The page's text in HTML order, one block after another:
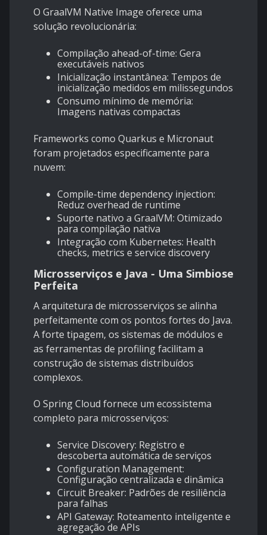
O GraalVM Native Image oferece uma
solução revolucionária:
Compilação ahead-of-time: Gera
executáveis nativos
Inicialização instantânea: Tempos de
inicialização medidos em milissegundos
Consumo mínimo de memória:
Imagens nativas compactas
Frameworks como Quarkus e Micronaut
foram projetados especificamente para
nuvem:
Compile-time dependency injection:
Reduz overhead de runtime
Suporte nativo a GraalVM: Otimizado
para compilação nativa
Integração com Kubernetes: Health
checks, metrics e service discovery
Microsserviços e Java - Uma Simbiose
Perfeita
A arquitetura de microsserviços se alinha
perfeitamente com os pontos fortes do Java.
A forte tipagem, os sistemas de módulos e
as ferramentas de profiling facilitam a
construção de sistemas distribuídos
complexos.
O Spring Cloud fornece um ecossistema
completo para microsserviços:
Service Discovery: Registro e
descoberta automática de serviços
Configuration Management:
Configuração centralizada e dinâmica
Circuit Breaker: Padrões de resiliência
para falhas
API Gateway: Roteamento inteligente e
agregação de APIs